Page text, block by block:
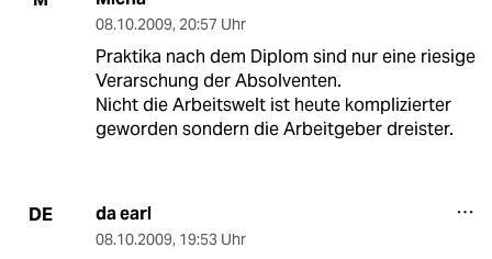
08.10.2009, 20:57 Uhr
Praktika nach dem Diplom sind nur eine riesige
Verarschung der Absolventen.
Nicht die Arbeitswelt ist heute komplizierter
geworden sondern die Arbeitgeber dreister.
DE da earl
08.10.2009, 19:53 Uhr